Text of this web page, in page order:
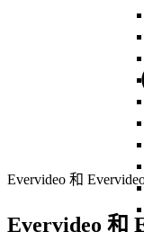
Evervideo 和
Evervideo 和